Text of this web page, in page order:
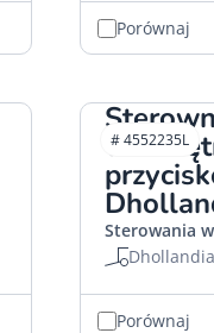
Porównaj
Sterowania
Dhollandia
# 4552235L
Porównaj